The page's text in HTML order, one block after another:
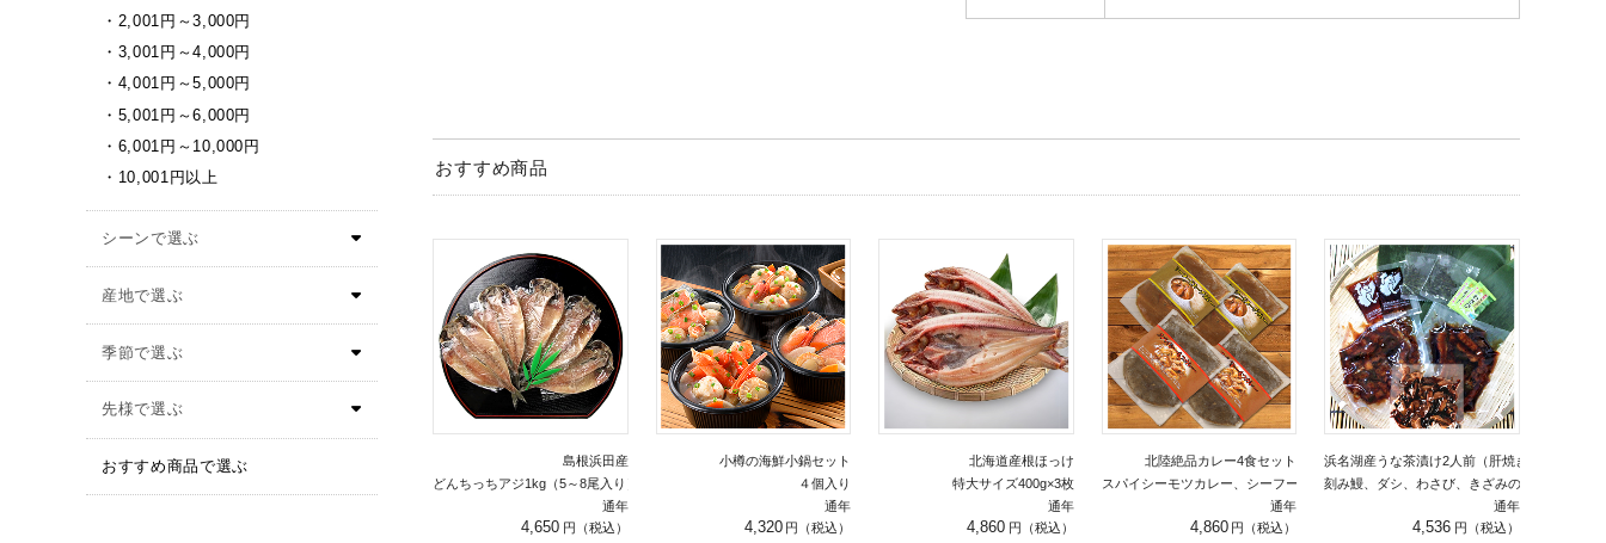
2,001円～3,000円
3,001円～4,000円
4,001円～5,000円
5,001円～6,000円
6,001円～10,000円
10,001円以上
おすすめ商品で選ぶ
おすすめ商品
島根浜田産
どんちっちアジ1kg（5～8尾入り）
通年
4,650
小樽の海鮮小鍋セット
４個入り
通年
4,320
北海道産根ほっけ
特大サイズ400g×3枚
通年
4,860
北陸絶品カレー4食セット
スパイシーモツカレー、シーフードスープカレー（各160g×2）
通年
4,860
浜名湖産うな茶漬け2人前（肝焼き付き）
刻み鰻、ダシ、わさび、きざみのり、肝焼き
通年
4,536